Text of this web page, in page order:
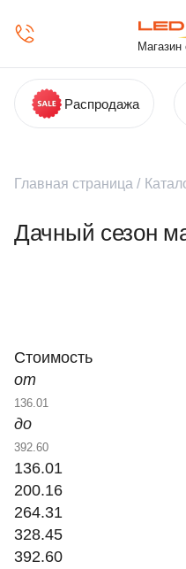
Магазин
Распродажа
Главная страница /
Дачный сезон
Стоимость
от
до
136.01
200.16
264.31
328.45
392.60